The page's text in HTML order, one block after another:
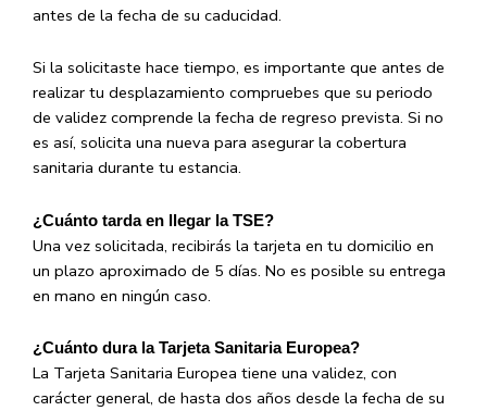
antes de la fecha de su caducidad.
Si la solicitaste hace tiempo, es importante que antes de
realizar tu desplazamiento compruebes que su periodo
de validez comprende la fecha de regreso prevista. Si no
es así, solicita una nueva para asegurar la cobertura
sanitaria durante tu estancia.
¿Cuánto tarda en llegar la TSE?
Una vez solicitada, recibirás la tarjeta en tu domicilio en
un plazo aproximado de 5 días. No es posible su entrega
en mano en ningún caso.
¿Cuánto dura la Tarjeta Sanitaria Europea?
La Tarjeta Sanitaria Europea tiene una validez, con
carácter general, de hasta dos años desde la fecha de su